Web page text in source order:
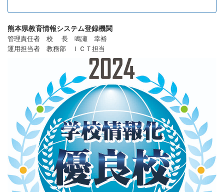
熊本県教育情報システム登録機関
管理責任者 校 長 鳴瀬 幸裕
運用担当者 教務部 ＩＣＴ担当